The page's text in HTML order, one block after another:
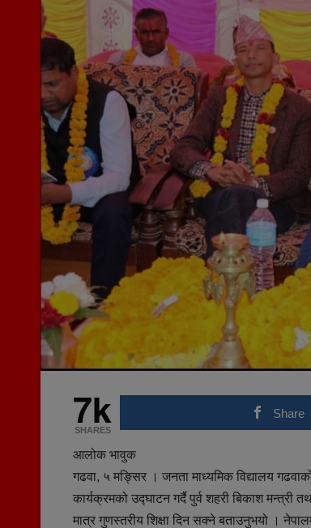
7k
SHARES
Share
आलोक भावुक
गढवा, ५ मङ्सिर । जनता माध्यमिक विद्यालय
कार्यक्रमको उद्घाटन गर्दै पुर्व शहरी बिकाश मन्त्री
मात्र गुणस्तरीय शिक्षा दिन सक्ने बताउनुभयो ।